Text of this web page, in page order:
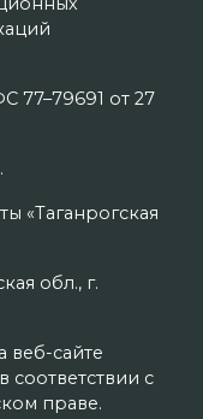
77–79691 от 27
«Таганрогская
обл., г.
веб-сайте
соответствии с
праве.